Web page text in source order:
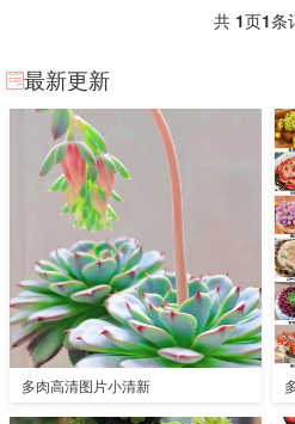
共 1页1条
最新更新
多肉高清图片小清新